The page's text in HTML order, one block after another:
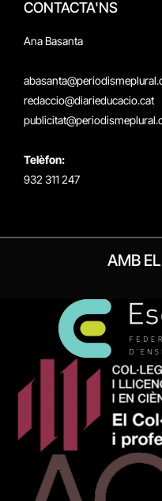
CONTACTA'NS
Ana Basanta
redaccio@diarieducacio.cat
Telèfon:
932 311 247
AMB